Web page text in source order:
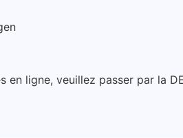
ligne, veuillez passer par la